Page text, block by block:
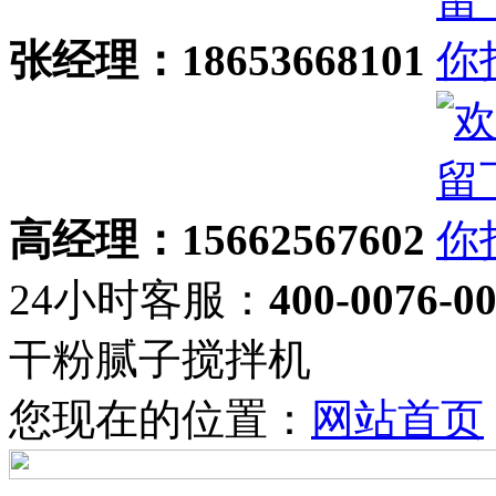
张经理：18653668101
高经理：15662567602
24小时客服： 400-0076-
干粉腻子搅拌机
您现在的位置： 网站首页